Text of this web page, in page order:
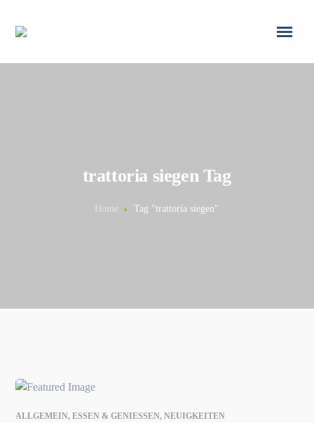
trattoria siegen Tag
Home Tag "trattoria siegen"
ALLGEMEIN,ESSEN & GENIESSEN ,NEUIGKEITEN